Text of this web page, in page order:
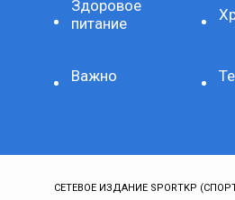
Здоровое
питание
Важно
СЕТЕВОЕ ИЗДАНИЕ SPORTKP